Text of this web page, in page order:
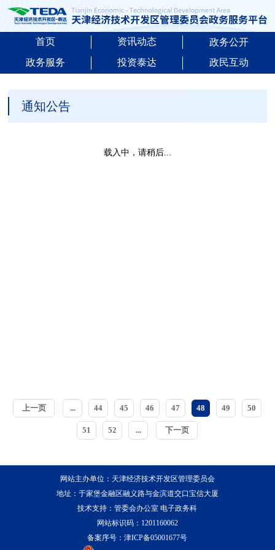
首页 资讯动态
政务公开
政务服务
投资泰达 政民互动
通知公告
载入中，请稍后...
上一页 ... 44 45 46 47 48 49 50
51 52 ... 下一页
网站主办单位：天津经济技术开发区管理委员会
地址：于家堡金融区融义路与金滨道交口宝信大厦
技术支持：管委会办公室 电子政务科
网站标识码：1201160062
备案序号：津ICP备05001677号